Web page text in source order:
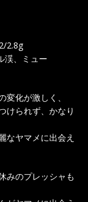
2.8g
渓、ミュー
化が激しく、
けられず、かなり
なヤマメに出会え
みのプレッシャも